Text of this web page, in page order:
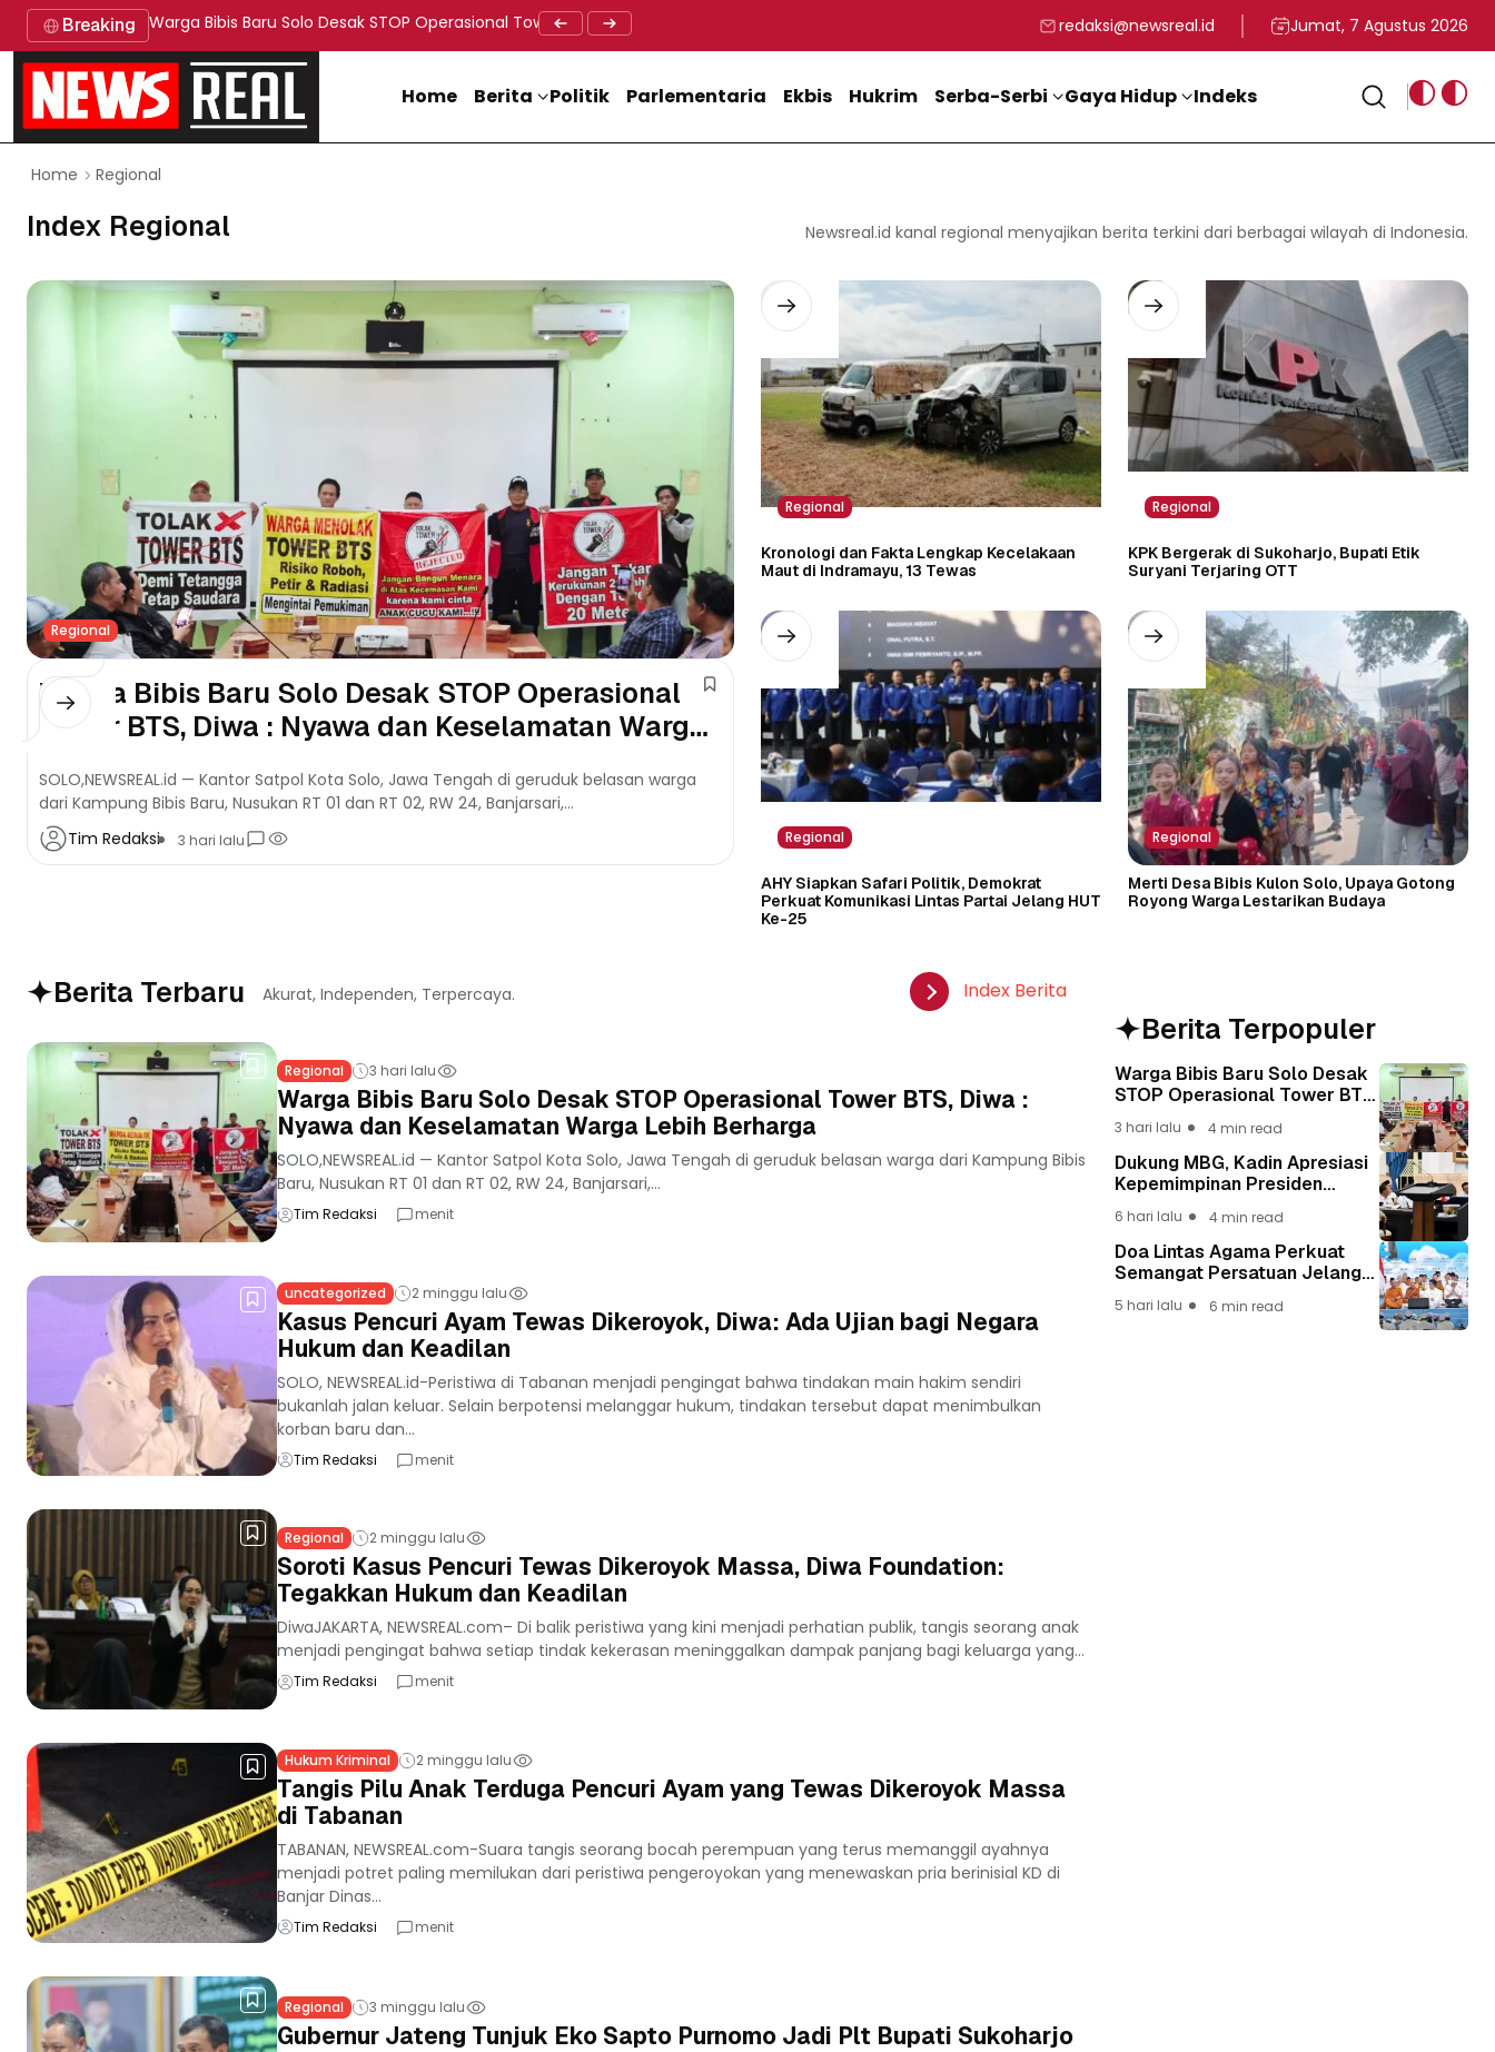
Breaking Warga Bibis Baru Solo Desak STOP Operasional Tower BTS, Diwa : Nyawa dan Keselamatan Warga Lebih Berharga
Doa Lintas Agama Perkuat Semangat Persatuan Jelang HUT ke-81 Kemerdekaan RIDukung MBG, Kadin Apresiasi Kepemimpinan Presiden Prabowo yang
Staf Khusus Menag RI
redaksi@newsreal.id Jumat, 7 Agustus 2026
Home Berita Politik Parlementaria Ekbis Hukrim Serba-Serbi Gaya Hidup Indeks
Home Regional
Index Regional Newsreal.id kanal regional menyajikan berita terkini dari berbagai wilayah di Indonesia.
Regional
Warga Bibis Baru Solo Desak STOP Operasional
Tower BTS, Diwa : Nyawa dan Keselamatan Warga
SOLO,NEWSREAL.id — Kantor Satpol Kota Solo, Jawa Tengah di geruduk belasan warga
dari Kampung Bibis Baru, Nusukan RT 01 dan RT 02, RW 24, Banjarsari,...
Tim Redaksi
3 hari lalu
Regional
Kronologi dan Fakta Lengkap Kecelakaan
Maut di Indramayu, 13 Tewas
Regional
KPK Bergerak di Sukoharjo, Bupati Etik
Suryani Terjaring OTT
Regional
AHY Siapkan Safari Politik, Demokrat
Perkuat Komunikasi Lintas Partai Jelang HUT
Ke-25
Regional
Merti Desa Bibis Kulon Solo, Upaya Gotong
Royong Warga Lestarikan Budaya
Berita Terbaru Akurat, Independen, Terpercaya. Index Berita
Regional 3 hari lalu
Warga Bibis Baru Solo Desak STOP Operasional Tower BTS, Diwa :
Nyawa dan Keselamatan Warga Lebih Berharga
SOLO,NEWSREAL.id — Kantor Satpol Kota Solo, Jawa Tengah di geruduk belasan warga dari Kampung Bibis
Baru, Nusukan RT 01 dan RT 02, RW 24, Banjarsari,...
Tim Redaksi menit
uncategorized 2 minggu lalu
Kasus Pencuri Ayam Tewas Dikeroyok, Diwa: Ada Ujian bagi Negara
Hukum dan Keadilan
SOLO, NEWSREAL.id-Peristiwa di Tabanan menjadi pengingat bahwa tindakan main hakim sendiri
bukanlah jalan keluar. Selain berpotensi melanggar hukum, tindakan tersebut dapat menimbulkan
korban baru dan...
Tim Redaksi menit
Regional 2 minggu lalu
Soroti Kasus Pencuri Tewas Dikeroyok Massa, Diwa Foundation:
Tegakkan Hukum dan Keadilan
DiwaJAKARTA, NEWSREAL.com– Di balik peristiwa yang kini menjadi perhatian publik, tangis seorang anak
menjadi pengingat bahwa setiap tindak kekerasan meninggalkan dampak panjang bagi keluarga yang...
Tim Redaksi menit
Hukum Kriminal 2 minggu lalu
Tangis Pilu Anak Terduga Pencuri Ayam yang Tewas Dikeroyok Massa
di Tabanan
TABANAN, NEWSREAL.com-Suara tangis seorang bocah perempuan yang terus memanggil ayahnya
menjadi potret paling memilukan dari peristiwa pengeroyokan yang menewaskan pria berinisial KD di
Banjar Dinas...
Tim Redaksi menit
Regional 3 minggu lalu
Gubernur Jateng Tunjuk Eko Sapto Purnomo Jadi Plt Bupati Sukoharjo
Berita Terpopuler
Warga Bibis Baru Solo Desak
STOP Operasional Tower BTS,
Keselamatan Warga Lebih
Berharga
3 hari lalu 4 min read
Dukung MBG, Kadin Apresiasi
Kepemimpinan Presiden
6 hari lalu 4 min read
Doa Lintas Agama Perkuat
Semangat Persatuan Jelang
5 hari lalu 6 min read